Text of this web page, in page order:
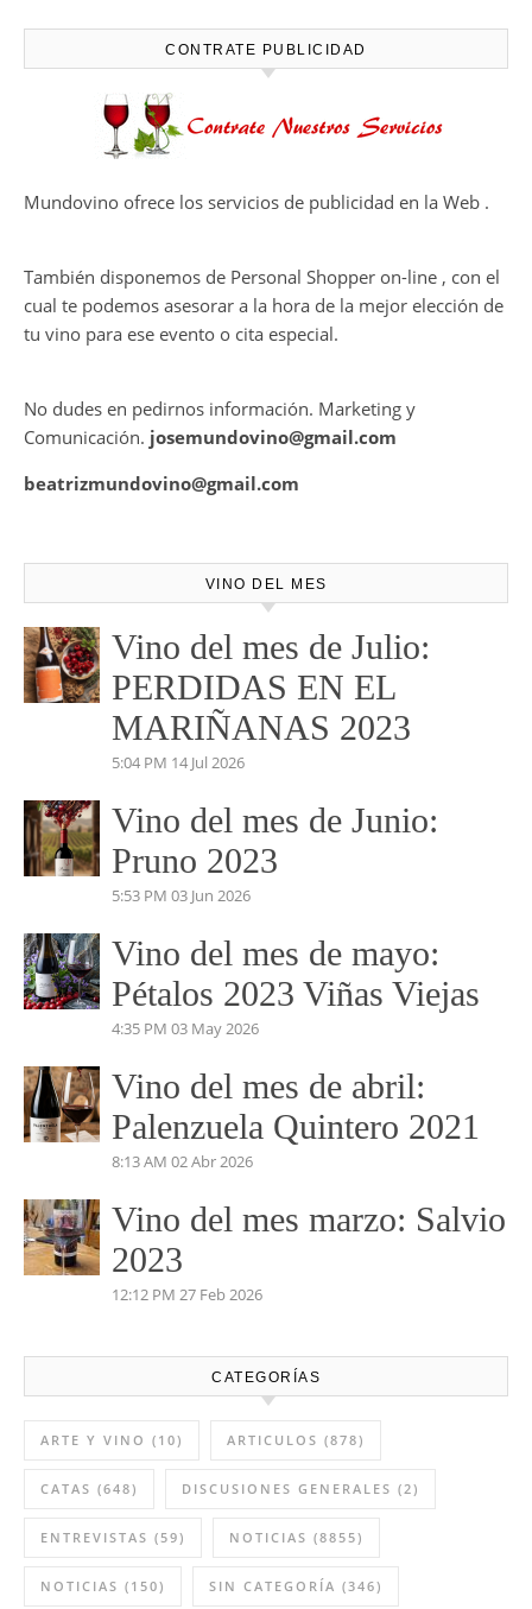
HARMONY COLLECTION
CONTRATE PUBLICIDAD
Mundovino ofrece los servicios de publicidad en la Web .
También disponemos de Personal Shopper on-line , con el
cual te podemos asesorar a la hora de la mejor elección de
tu vino para ese evento o cita especial.
No dudes en pedirnos información. Marketing y
Comunicación. josemundovino@gmail.com
beatrizmundovino@gmail.com
VINO DEL MES
Vino del mes de Julio:
PERDIDAS EN EL
MARIÑANAS 2023
5:04 PM 14 Jul 2026
Vino del mes de Junio:
Pruno 2023
5:53 PM 03 Jun 2026
Vino del mes de mayo:
Pétalos 2023 Viñas Viejas
4:35 PM 03 May 2026
Vino del mes de abril:
Palenzuela Quintero 2021
8:13 AM 02 Abr 2026
Vino del mes marzo: Salvio
2023
12:12 PM 27 Feb 2026
CATEGORÍAS
ARTE Y VINO (10) ARTICULOS (878)
CATAS (648) DISCUSIONES GENERALES (2)
ENTREVISTAS (59) NOTICIAS (8855)
NOTICIAS (150) SIN CATEGORÍA (346)